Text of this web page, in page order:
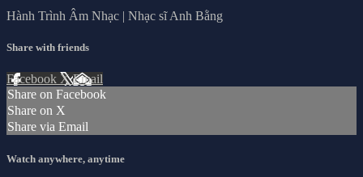
Hành Trình Âm Nhạc | Nhạc sĩ Anh Bằng
Share with friends
Facebook XEmail
Share on Facebook
Share on X
Share via Email
Watch anywhere, anytime